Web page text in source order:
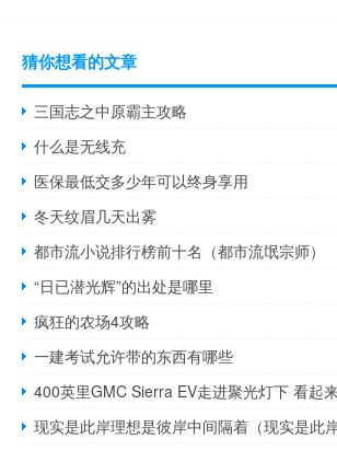
猜你想看的文章
三国志之中原霸主攻略
什么是无线充
医保最低交多少年可以终身享用
冬天纹眉几天出雾
都市流小说排行榜前十名（都市流氓宗师）
“日已潜光辉”的出处是哪里
疯狂的农场4攻略
一建考试允许带的东西有哪些
400英里GMC Sierra EV走进聚光灯下 看起
现实是此岸理想是彼岸中间隔着（现实是此